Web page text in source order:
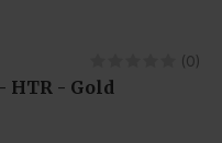
(0)
HTR - Gold